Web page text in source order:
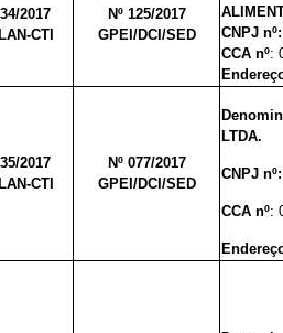
2017
CTI
Nº 125/2017
GPEI/DCI/SED
CNPJ
CCA nº:
2017
CTI
Nº 077/2017
GPEI/DCI/SED
LTDA.
CNPJ nº:
CCA nº: